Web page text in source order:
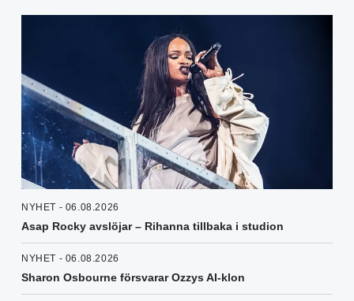
NYHET - 06.08.2026
Asap Rocky avslöjar – Rihanna tillbaka i studion
NYHET - 06.08.2026
Sharon Osbourne försvarar Ozzys AI-klon